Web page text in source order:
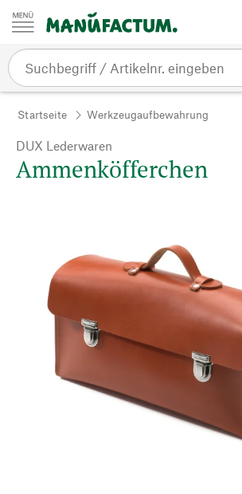
Zum Inhalt springen
Startseite Werkzeugaufbewahrung
DUX Lederwaren
Ammenköfferchen